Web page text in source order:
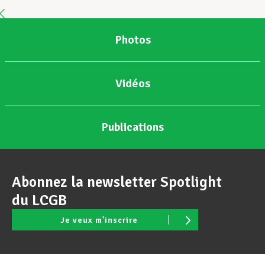
Assistance en vie privée
Développement professionnel
Photos
Vidéos
Publications
Abonnez la newsletter Spotlight
du LCGB
Je veux m'inscrire